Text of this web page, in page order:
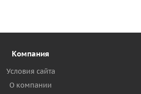
Компания
Условия сайта
О компании